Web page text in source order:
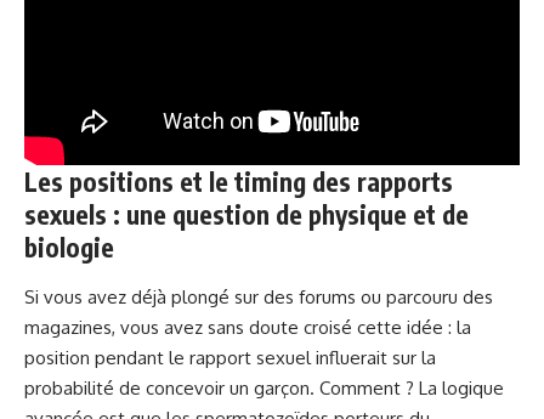
Les positions et le timing des rapports
sexuels : une question de physique et de
biologie
Si vous avez déjà plongé sur des forums ou parcouru des
magazines, vous avez sans doute croisé cette idée : la
position pendant le rapport sexuel influerait sur la
probabilité de concevoir un garçon. Comment ? La logique